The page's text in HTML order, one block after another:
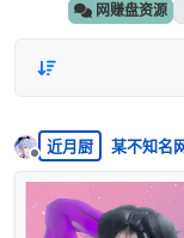
网赚盘资源
离线
近月厨 某不知名